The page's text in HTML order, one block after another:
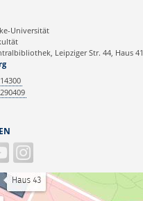
Universität
Leipziger Str. 44, Haus 41